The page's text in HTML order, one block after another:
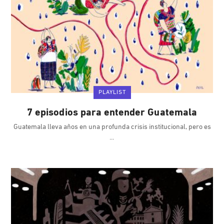
PLAYLIST
7 episodios para entender Guatemala
Guatemala lleva años en una profunda crisis institucional, pero es